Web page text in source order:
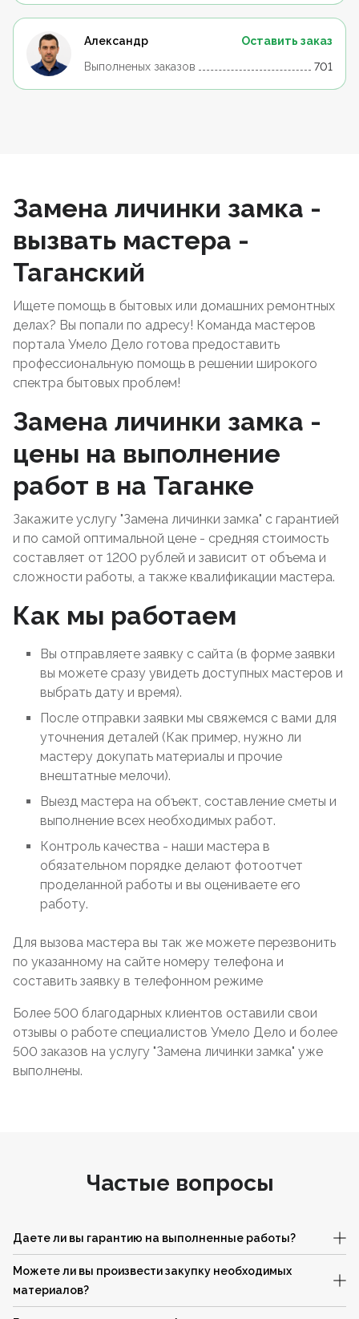
Александр
Оставить заказ
Выполненых заказов
701
Замена личинки замка -
вызвать мастера -
Таганский
Ищете помощь в бытовых или домашних ремонтных
делах? Вы попали по адресу! Команда мастеров
портала Умело Дело готова предоставить
профессиональную помощь в решении широкого
спектра бытовых проблем!
Замена личинки замка -
цены на выполнение
работ в на Таганке
Закажите услугу "Замена личинки замка" с гарантией
и по самой оптимальной цене - средняя стоимость
составляет от 1200 рублей и зависит от объема и
сложности работы, а также квалификации мастера.
Как мы работаем
Вы отправляете заявку с сайта (в форме заявки
вы можете сразу увидеть доступных мастеров и
выбрать дату и время).
После отправки заявки мы свяжемся с вами для
уточнения деталей (Как пример, нужно ли
мастеру докупать материалы и прочие
внештатные мелочи).
Выезд мастера на объект, составление сметы и
выполнение всех необходимых работ.
Контроль качества - наши мастера в
обязательном порядке делают фотоотчет
проделанной работы и вы оцениваете его
работу.
Для вызова мастера вы так же можете перезвонить
по указанному на сайте номеру телефона и
составить заявку в телефонном режиме
Более 500 благодарных клиентов оставили свои
отзывы о работе специалистов Умело Дело и более
500 заказов на услугу "Замена личинки замка" уже
выполнены.
Частые вопросы
Даете ли вы гарантию на выполненные работы?
Можете ли вы произвести закупку необходимых
материалов?